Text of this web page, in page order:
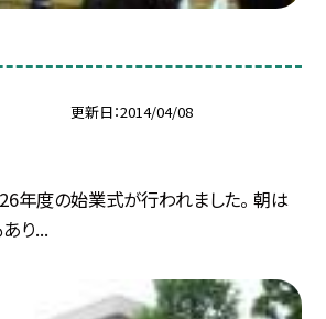
更新日 2014/04/08
年度の始業式が行われました。 朝は
り...